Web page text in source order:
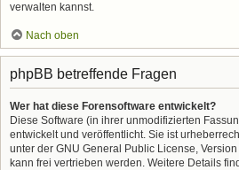
verwalten kannst.
Nach oben
phpBB betreffende Fragen
Wer hat diese Forensoftware entwickelt?
Diese Software (in ihrer unmodifizierten
entwickelt und veröffentlicht. Sie ist
unter der GNU General Public License,
kann frei vertrieben werden. Weitere Details